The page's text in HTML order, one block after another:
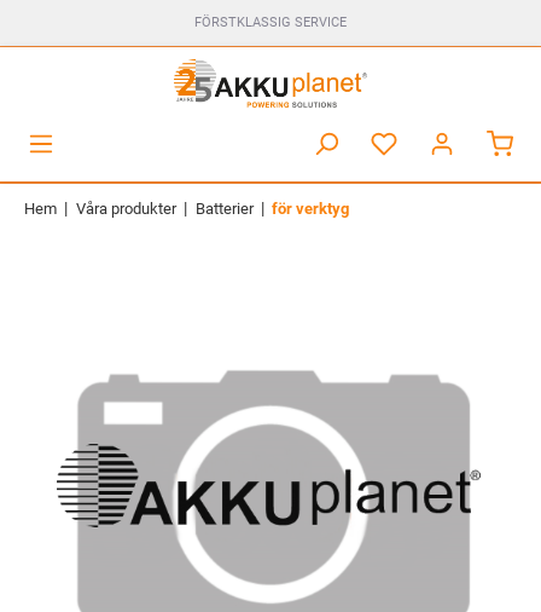
FÖRSTKLASSIG SERVICE
Hem | Våra produkter | Batterier | för verktyg